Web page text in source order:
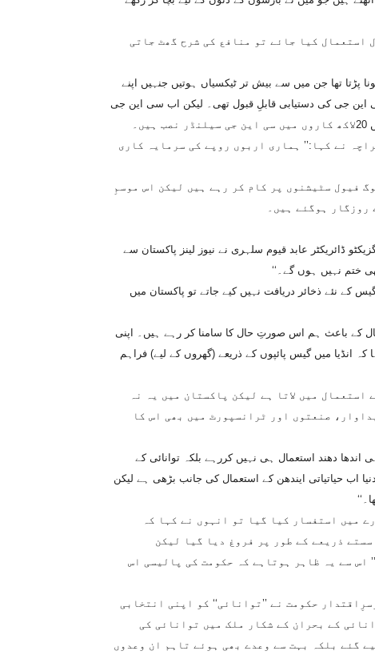
استعمال کیا جائے تو منافع کی شرح گھٹ جاتی
پڑتا تھا جن میں سے بیش تر ٹیکسیاں ہوتیں جنہیں اپنے
این جی کی دستیابی قابلِ قبول تھی۔ لیکن اب سی این جی
نے کہا:’’ ہماری اربوں روپے کی سرمایہ کاری
فیول سٹیشنوں پر کام کر رہے ہیں لیکن اس موسمِ
روزگار ہوگئے ہیں۔
ڈائریکٹر عابد قیوم سلہری نے نیوز لینز پاکستان سے
ختم نہیں ہوں گے۔‘‘
تحقیقات کے مطابق اگر اگلے 16,17برس میں گیس کے نئے ذخائر دریافت نہیں کیے جاتے تو پاکستان میں
کے باعث ہم اس صورتِ حال کا سامنا کر رہے ہیں۔ اپنی
کہ انڈیا میں گیس پائپوں کے ذریعے (گھروں کے لیے) فراہم
میں لاتا ہے لیکن پاکستان میں یہ نہ
صنعتوں اور ٹرانسپورٹ میں بھی اس کا
دھند استعمال ہی نہیں کررہے بلکہ توانائی کے
اب حیاتیاتی ایندھن کے استعمال کی جانب بڑھی ہے لیکن
میں استفسار کیا گیا تو انہوں نے کہا کہ
ذریعے کے طور پر فروغ دیا گیا لیکن
اس سے یہ ظاہر ہوتاہے کہ حکومت کی پالیسی اس
حکومت نے ’’توانائی‘‘ کو اپنی انتخابی
کے بحران کے شکار ملک میں توانائی کی
گئے بلکہ بہت سے وعدے بھی ہوئے تاہم ان وعدوں